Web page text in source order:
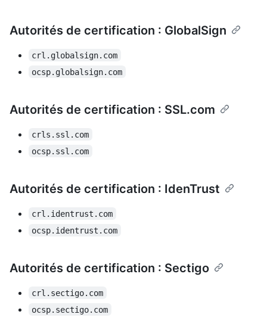
Autorités de certification : GlobalSign
crl.globalsign.com
ocsp.globalsign.com
Autorités de certification : SSL.com
crls.ssl.com
ocsp.ssl.com
Autorités de certification : IdenTrust
crl.identrust.com
ocsp.identrust.com
Autorités de certification : Sectigo
crl.sectigo.com
ocsp.sectigo.com